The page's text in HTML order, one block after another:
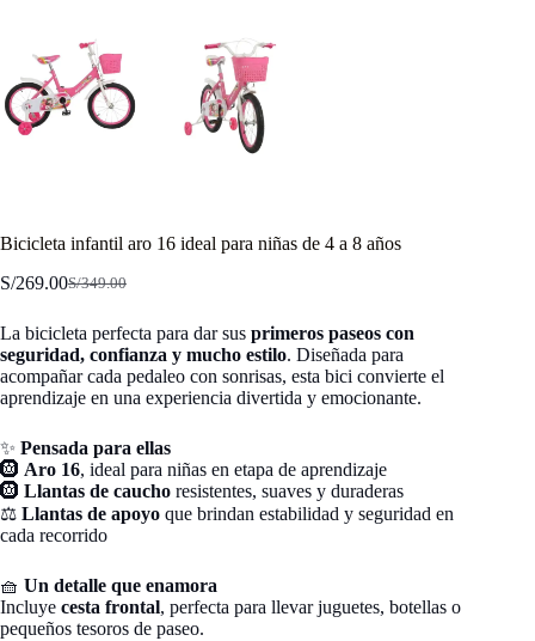
Bicicleta infantil aro 16 ideal para niñas de 4 a 8 años
S/349.00
El
original
era:
S/349.00.
S/269.00El
actual
es:
S/269.00.
La bicicleta perfecta para dar sus primeros paseos con
seguridad, confianza y mucho estilo. Diseñada para
acompañar cada pedaleo con sonrisas, esta bici convierte el
aprendizaje en una experiencia divertida y emocionante.
✨ Pensada para ellas
🛞 Aro 16, ideal para niñas en etapa de aprendizaje
🛞 Llantas de caucho resistentes, suaves y duraderas
⚖️ Llantas de apoyo que brindan estabilidad y seguridad en
cada recorrido
🧺 Un detalle que enamora
Incluye cesta frontal, perfecta para llevar juguetes, botellas o
pequeños tesoros de paseo.